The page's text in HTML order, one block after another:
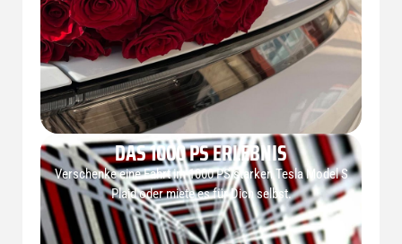
DAS 1000 PS ERLEBNIS
Verschenke eine Fahrt im 1000 PS starken Tesla Model S
Plaid oder miete es für Dich selbst.